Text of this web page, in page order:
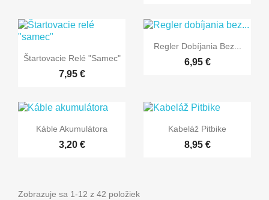
 Rýchly náhľad
Štartovacie Relé "samec"
7,95 €
 Rýchly náhľad
Regler Dobíjania Bez...
6,95 €
 Rýchly náhľad
Káble Akumulátora
3,20 €
 Rýchly náhľad
Kabeláž Pitbike
8,95 €
Zobrazuje sa 1-12 z 42 položiek